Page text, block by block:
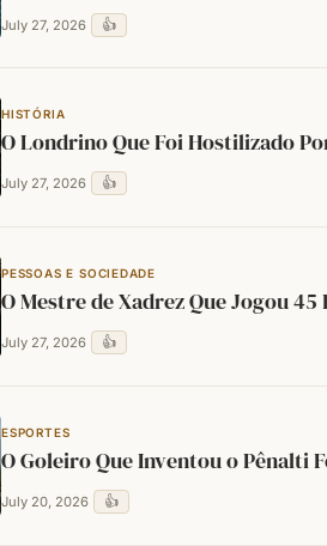
July 27, 2026 👍
HISTÓRIA
O Londrino Que Foi Hostilizado
July 27, 2026 👍
PESSOAS E SOCIEDADE
O Mestre de Xadrez Que Jogou
July 27, 2026 👍
ESPORTES
O Goleiro Que Inventou o Pênalti
July 20, 2026 👍